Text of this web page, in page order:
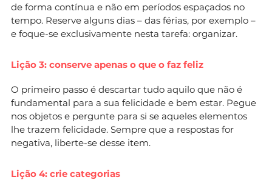
de forma contínua e não em períodos espaçados no
tempo. Reserve alguns dias – das férias, por exemplo –
e foque-se exclusivamente nesta tarefa: organizar.
Lição 3: conserve apenas o que o faz feliz
O primeiro passo é descartar tudo aquilo que não é
fundamental para a sua felicidade e bem estar. Pegue
nos objetos e pergunte para si se aqueles elementos
lhe trazem felicidade. Sempre que a respostas for
negativa, liberte-se desse item.
Lição 4: crie categorias